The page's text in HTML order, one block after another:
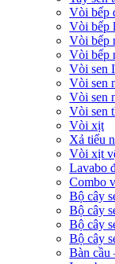
Vòi bếp
Vòi bếp
Vòi bếp
Vòi bếp
Vòi sen
Vòi sen
Vòi sen
Vòi sen
Vòi xịt
Xả tiểu
Vòi xịt
Lavabo
Combo
Bộ cây
Bộ cây
Bộ cây
Bộ cây
Bàn cầu